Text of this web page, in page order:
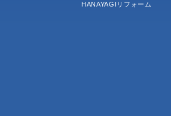
HANAYAGIリフォーム